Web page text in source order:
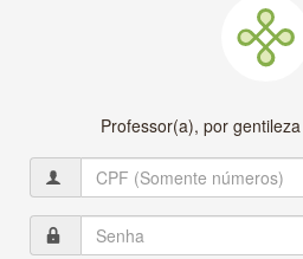
Professor(a), por